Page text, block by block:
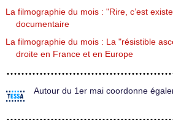
La filmographie du mois : "Rire, c’est
documentaire
La filmographie du mois : La "résistible
droite en France et en Europe
Autour du 1er mai coordonne